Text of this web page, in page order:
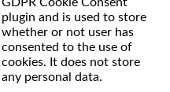
plugin and is used to store
whether or not user has
consented to the use of
cookies. It does not store
any personal data.